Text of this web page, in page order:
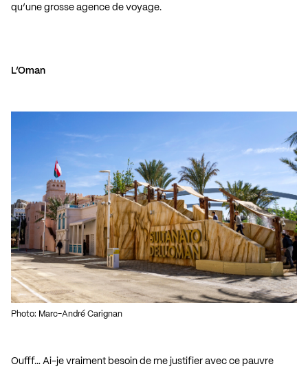
qu’une grosse agence de voyage.
L’Oman
Photo: Marc-André Carignan
Oufff… Ai-je vraiment besoin de me justifier avec ce pauvre